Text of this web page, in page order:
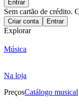
Entrar
Sem cartão de crédito.
Criar conta Entrar
Explorar
Música
Na loja
PreçosCatálogo musical